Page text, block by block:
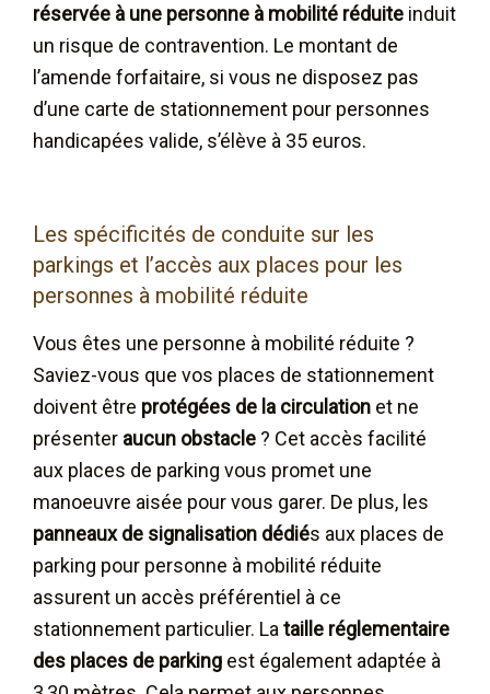
réservée à une personne à mobilité réduite induit
un risque de contravention. Le montant de
l’amende forfaitaire, si vous ne disposez pas
d’une carte de stationnement pour personnes
handicapées valide, s’élève à 35 euros.
Les spécificités de conduite sur les
parkings et l’accès aux places pour les
personnes à mobilité réduite
Vous êtes une personne à mobilité réduite ?
Saviez-vous que vos places de stationnement
doivent être protégées de la circulation et ne
présenter aucun obstacle ? Cet accès facilité
aux places de parking vous promet une
manoeuvre aisée pour vous garer. De plus, les
panneaux de signalisation dédiés aux places de
parking pour personne à mobilité réduite
assurent un accès préférentiel à ce
stationnement particulier. La taille réglementaire
des places de parking est également adaptée à